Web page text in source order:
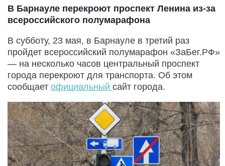
В Барнауле перекроют проспект Ленина из-за
всероссийского полумарафона
В субботу, 23 мая, в Барнауле в третий раз
пройдет всероссийский полумарафон «ЗаБег.РФ»
— на несколько часов центральный проспект
города перекроют для транспорта. Об этом
сообщает официальный сайт города.